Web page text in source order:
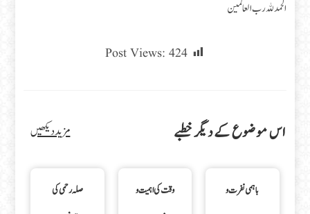
الحمد لله رب العالمين
Post Views: 424
اس موضوع کے دیگر خطبے مزید دیکھیں
با ہمی نفرت و
وقت کی اہمیت و
صلہ رحمی کی